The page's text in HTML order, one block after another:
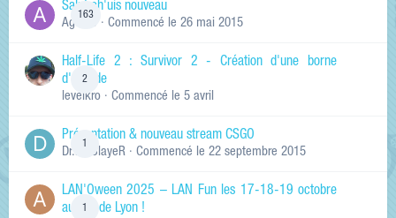
163
Salut ch'uis nouveau
Ag0Nie · Commencé le 26 mai 2015
2
Half-Life 2 : Survivor 2 - Création d'une borne
d'arcade
levelkro · Commencé le 5 avril
Présentation & nouveau stream CSGO
Dr.KinSlayeR · Commencé le 22 septembre 2015
LAN'Oween 2025 – LAN Fun les 17-18-19 octobre
au sud de Lyon !